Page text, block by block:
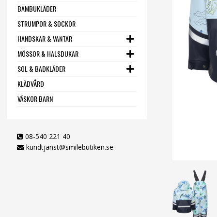
BAMBUKLÄDER
STRUMPOR & SOCKOR
HANDSKAR & VANTAR
MÖSSOR & HALSDUKAR
SOL & BADKLÄDER
KLÄDVÅRD
VÄSKOR BARN
08-540 221 40
kundtjanst@smilebutiken.se